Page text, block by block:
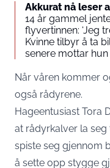
Akkurat nå leser
14 år gammel
flyvertinnen: ‘Jeg
Kvinne tilbyr å ta
senere mottar
Når våren kommer
også rådyrene.
Hageentusiast Tora
at rådyrkalver la
spiste seg gjennom
å sette opp stygge